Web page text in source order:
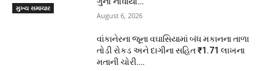
મુખ્ય સમાચાર
August 6, 2026
વાંકાનેરના જૂના વઘાસિયામાં બંધ મકાનના તાળા
તોડી રોકડ અને દાગીના સહિત ₹1.71 લાખના
મતાની ચોરી….